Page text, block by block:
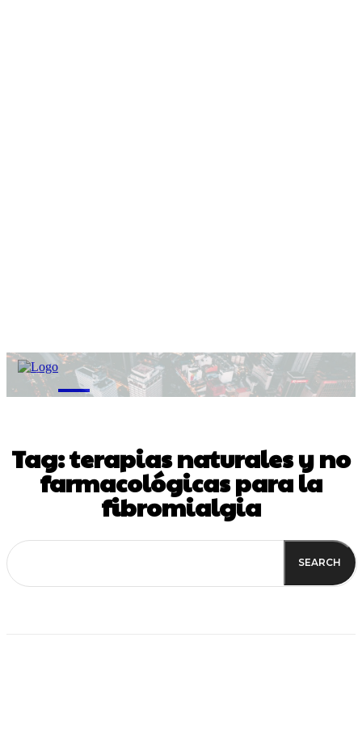
M
Tag:terapias naturales y no
farmacológicas para la
fibromialgia
SEARCH